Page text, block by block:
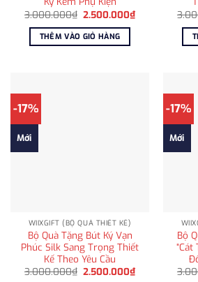
3.000.000₫ Giá
là:
3.000.000₫.
2.500.000₫Giá
hiện
2.500.000₫.
THÊM VÀO GIỎ HÀNG
-17%
Mới
WIIXGIFT (BỘ QUÀ THIẾT KẾ)
Bộ Quà Tặng Bút Ký Vạn
Phúc Silk Sang Trọng Thiết
Kế Theo Yêu Cầu
3.000.000₫ Giá
2.500.000₫Giá
-17%
Mới
Bộ
“Cát